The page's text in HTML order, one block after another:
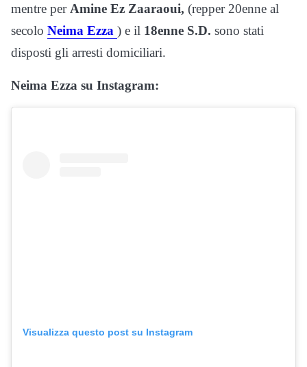
mentre per Amine Ez Zaaraoui, (repper 20enne al
secolo Neima Ezza ) e il 18enne S.D. sono stati
disposti gli arresti domiciliari.
Neima Ezza su Instagram:
Visualizza questo post su Instagram